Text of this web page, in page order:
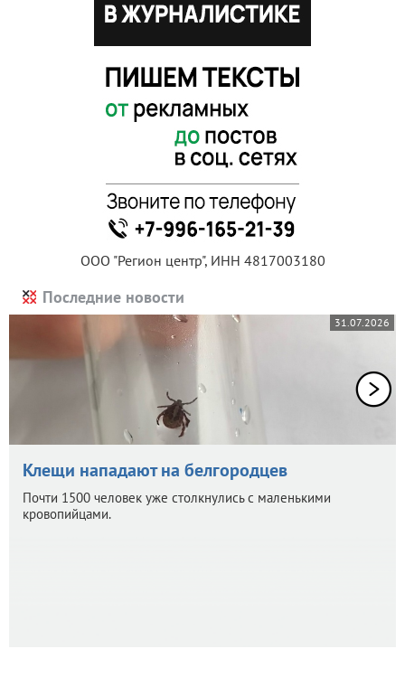
ООО "Регион центр", ИНН 4817003180
Последние новости
31.07.2026
Клещи нападают на белгородцев
Почти 1500 человек уже столкнулись с маленькими
кровопийцами.